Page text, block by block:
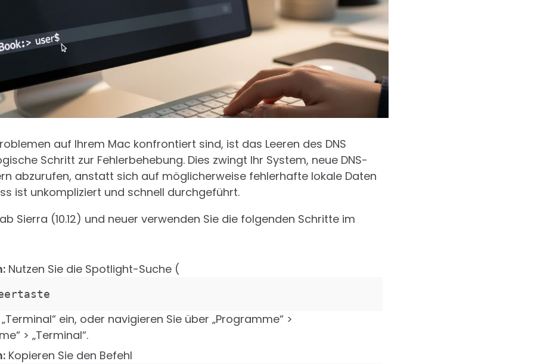
auf Ihrem Mac konfrontiert sind, ist das Leeren des DNS
Schritt zur Fehlerbehebung. Dies zwingt Ihr System, neue DNS-
abzurufen, anstatt sich auf möglicherweise fehlerhafte lokale Daten
ist unkompliziert und schnell durchgeführt.
Sierra (10.12) und neuer verwenden Sie die folgenden Schritte im
Nutzen Sie die Spotlight-Suche (
ein, oder navigieren Sie über „Programme“ >
> „Terminal“.
Kopieren Sie den Befehl